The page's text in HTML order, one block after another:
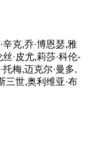
克,乔·博恩瑟,雅
·皮尤,莉莎·科伦-
梅,迈克尔·曼多,
三世,奥利维亚·布